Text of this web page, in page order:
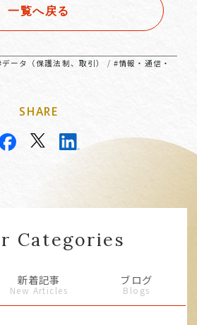
一覧へ戻る
データ（保護法制、取引） /#情報・通信・
SHARE
Categories
新着記事
New Articles
ブログ
Blogs